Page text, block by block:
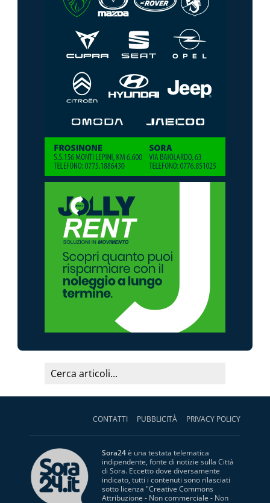
CONTATTI PUBBLICITÀ PRIVACY POLICY
Sora24è una testata telematica
indipendente, fonte di notizie sulla Città
di Sora. Eccetto dove diversamente
indicato, tutti i contenuti sono rilasciati
sotto licenza "Creative Commons
Attribuzione - Non commerciale - Non